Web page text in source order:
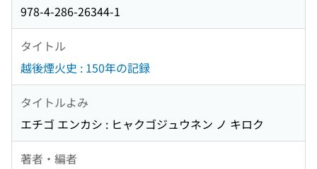
978-4-286-26344-1
タイトル
越後煙火史 : 150年の記録
タイトルよみ
エチゴ エンカシ : ヒャクゴジュウネン ノ キロク
著者・編者